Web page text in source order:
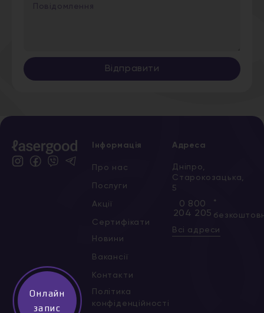
Відправити
Інформація
Про нас
Послуги
Акції
Сертифікати
Новини
Вакансії
Контакти
Політика
конфіденційності
Адреса
Дніпро,
Старокозацька,
5
0 800
204 205
*
Всі адреси
Онлайн
запис